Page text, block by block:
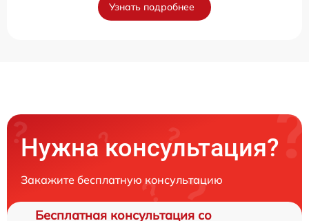
Узнать подробнее
Нужна консультация?
Закажите бесплатную консультацию
Бесплатная консультация со